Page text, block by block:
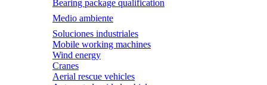
Bearing package qualification
Medio ambiente
Soluciones industriales
Mobile working machines
Wind energy
Cranes
Aerial rescue vehicles